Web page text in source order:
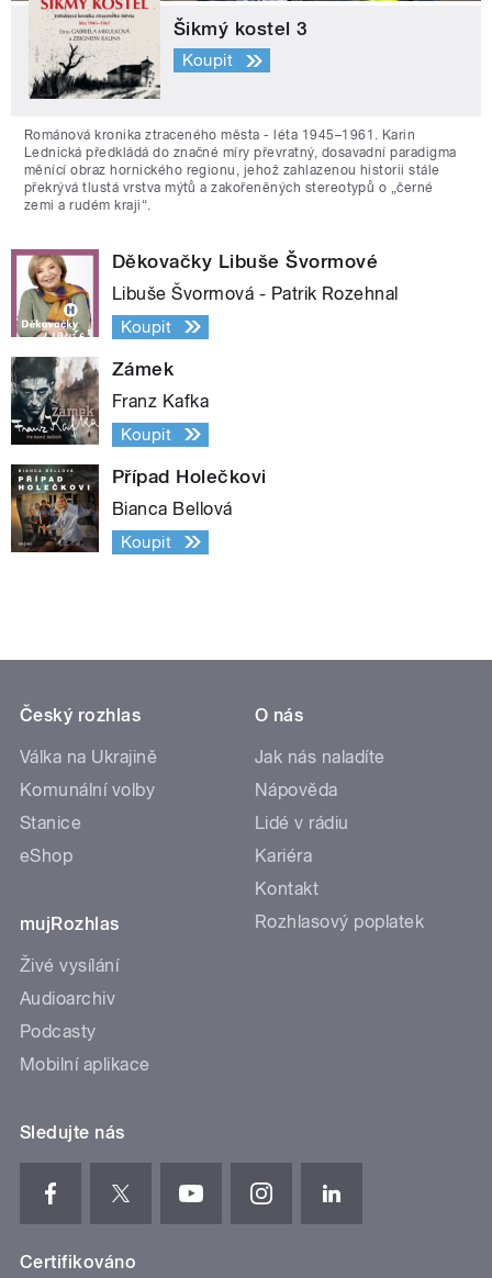
Šikmý kostel 3
Koupit
Románová kronika ztraceného města - léta 1945–1961. Karin
Lednická předkládá do značné míry převratný, dosavadní paradigma
měnící obraz hornického regionu, jehož zahlazenou historii stále
překrývá tlustá vrstva mýtů a zakořeněných stereotypů o „černé
zemi a rudém kraji“.
Děkovačky Libuše Švormové
Libuše Švormová - Patrik Rozehnal
Koupit
Zámek
Franz Kafka
Koupit
Případ Holečkovi
Bianca Bellová
Koupit
Český rozhlas
Válka na Ukrajině
Komunální volby
Stanice
eShop
mujRozhlas
Živé vysílání
Audioarchiv
Podcasty
Mobilní aplikace
O nás
Jak nás naladíte
Nápověda
Lidé v rádiu
Kariéra
Kontakt
Rozhlasový poplatek
Sledujte nás
Certifikováno